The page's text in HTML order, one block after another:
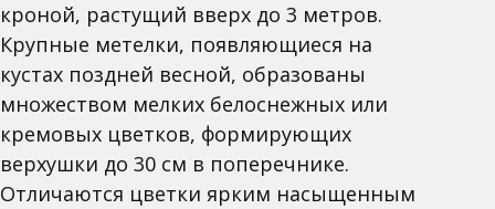
кроной, растущий вверх до 3 метров.
Крупные метелки, появляющиеся на
кустах поздней весной, образованы
множеством мелких белоснежных или
кремовых цветков, формирующих
верхушки до 30 см в поперечнике.
Отличаются цветки ярким насыщенным